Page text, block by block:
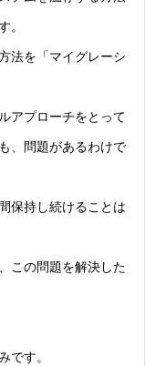
。
法を「マイグレーシ
アプローチをとって
、問題があるわけで
保持し続けることは
この問題を解決した
です。